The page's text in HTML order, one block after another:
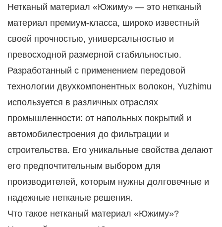
Нетканый материал «Южиму» — это нетканый
материал премиум-класса, широко известный
своей прочностью, универсальностью и
превосходной размерной стабильностью.
Разработанный с применением передовой
технологии двухкомпонентных волокон, Yuzhimu
используется в различных отраслях
промышленности: от напольных покрытий и
автомобилестроения до фильтрации и
строительства. Его уникальные свойства делают
его предпочтительным выбором для
производителей, которым нужны долговечные и
надежные нетканые решения.
Что такое нетканый материал «Южиму»?